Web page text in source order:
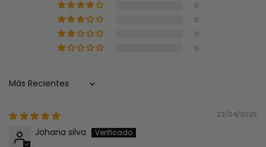
0
0
0
0
Sort by
22/04/2025
Johana silva